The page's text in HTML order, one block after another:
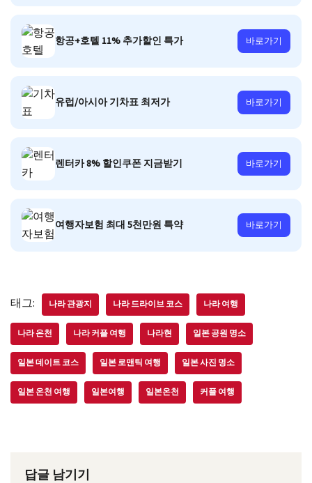
항공+호텔 11% 추가할인 특가 바로가기
유럽/아시아 기차표 최저가 바로가기
렌터카 8% 할인쿠폰 지금받기 바로가기
여행자보험 최대 5천만원 특약 바로가기
태그: 나라 관광지 나라 드라이브 코스 나라 여행
나라 온천 나라 커플 여행 나라현 일본 공원 명소
일본 데이트 코스 일본 로맨틱 여행 일본 사진 명소
일본 온천 여행 일본여행 일본온천 커플 여행
답글 남기기